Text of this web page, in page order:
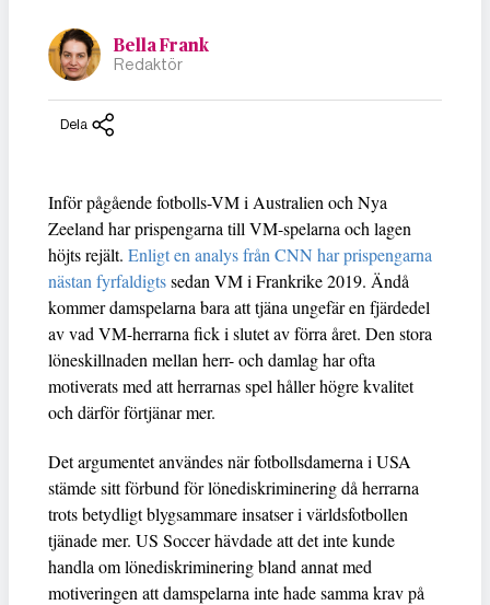
Bella Frank
Redaktör
Dela
Inför pågående fotbolls-VM i Australien och Nya
Zeeland har prispengarna till VM-spelarna och lagen
höjts rejält. Enligt en analys från CNN har prispengarna
nästan fyrfaldigtssedan VM i Frankrike 2019. Ändå
kommer damspelarna bara att tjäna ungefär en fjärdedel
av vad VM-herrarna fick i slutet av förra året. Den stora
löneskillnaden mellan herr- och damlag har ofta
motiverats med att herrarnas spel håller högre kvalitet
och därför förtjänar mer.
Det argumentet användes när fotbollsdamerna i USA
stämde sitt förbund för lönediskriminering då herrarna
trots betydligt blygsammare insatser i världsfotbollen
tjänade mer. US Soccer hävdade att det inte kunde
handla om lönediskriminering bland annat med
motiveringen att damspelarna inte hade samma krav på